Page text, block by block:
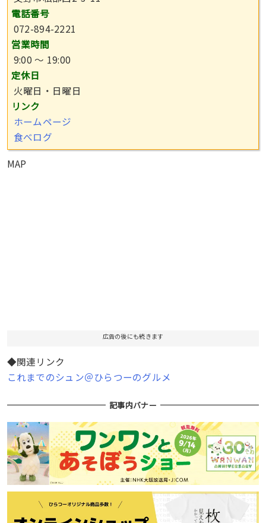
電話番号
072-894-2221
営業時間
9:00 ～ 19:00
定休日
火曜日・日曜日
リンク
ホームページ
食べログ
MAP
広告の後にも続きます
◆関連リンク
これまでのシュン＠ひらつーのグルメ
記事内バナー